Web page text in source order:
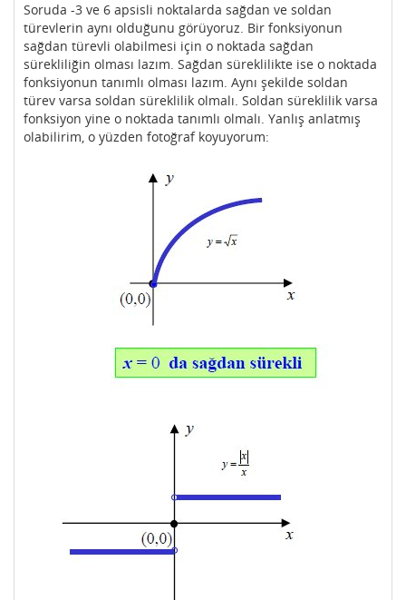
Soruda -3 ve 6 apsisli noktalarda sağdan ve soldan
türevlerin aynı olduğunu görüyoruz. Bir fonksiyonun
sağdan türevli olabilmesi için o noktada sağdan
sürekliliğin olması lazım. Sağdan süreklilikte ise o noktada
fonksiyonun tanımlı olması lazım. Aynı şekilde soldan
türev varsa soldan süreklilik olmalı. Soldan süreklilik varsa
fonksiyon yine o noktada tanımlı olmalı. Yanlış anlatmış
olabilirim, o yüzden fotoğraf koyuyorum: